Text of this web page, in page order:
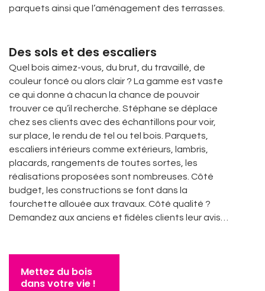
parquets ainsi que l’aménagement des terrasses.
Des sols et des escaliers
Quel bois aimez-vous, du brut, du travaillé, de
couleur foncé ou alors clair ? La gamme est vaste
ce qui donne à chacun la chance de pouvoir
trouver ce qu’il recherche. Stéphane se déplace
chez ses clients avec des échantillons pour voir,
sur place, le rendu de tel ou tel bois. Parquets,
escaliers intérieurs comme extérieurs, lambris,
placards, rangements de toutes sortes, les
réalisations proposées sont nombreuses. Côté
budget, les constructions se font dans la
fourchette allouée aux travaux. Côté qualité ?
Demandez aux anciens et fidèles clients leur avis…
Mettez du bois
dans votre vie !